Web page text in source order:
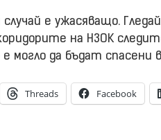
е ужасяващо.
на НЗОК
могло да бъдат спасени
Threads Facebook